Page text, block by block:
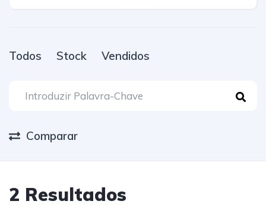
Todos Stock Vendidos
Comparar
2 Resultados